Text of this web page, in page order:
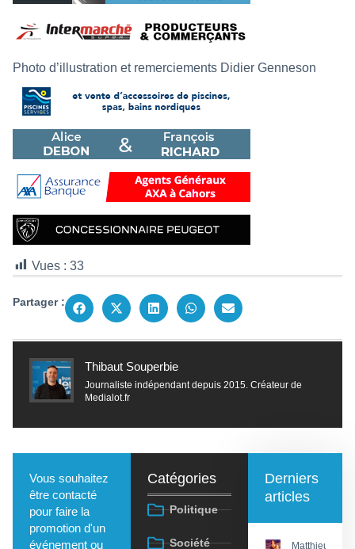
Photo d’illustration et remerciements Didier Genneson
Vues : 33
Partager :
Thibaut Souperbie
Journaliste indépendant depuis 2015. Créateur de
Medialot.fr
Vous souhaitez
être contacté
pour faire la
promotion d'un
événement ou
Catégories
Politique
Société
Derniers
articles
Matthieu